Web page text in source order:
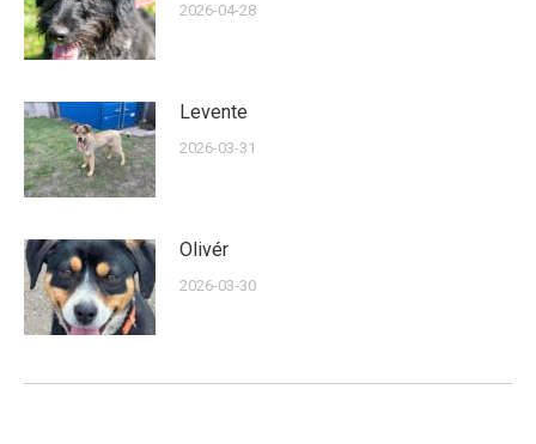
2026-04-28
Levente
2026-03-31
Olivér
2026-03-30